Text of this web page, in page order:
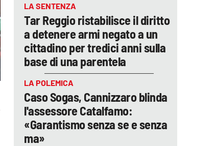
LA SENTENZA
Tar Reggio ristabilisce il diritto
a detenere armi negato a un
cittadino per tredici anni sulla
base di una parentela
LA POLEMICA
Caso Sogas, Cannizzaro blinda
l'assessore Catalfamo:
«Garantismo senza se e senza
ma»